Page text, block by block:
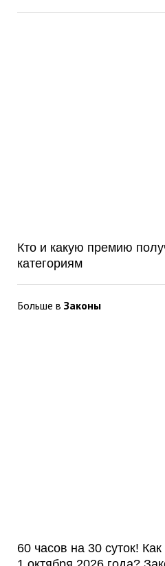
Кто и какую премию
категориям
Больше в Законы
60 часов на 30 суток!